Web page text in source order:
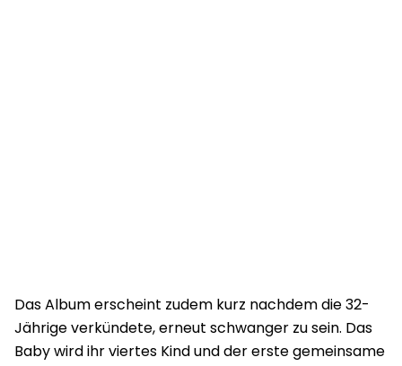
Das Album erscheint zudem kurz nachdem die 32-
Jährige verkündete, erneut schwanger zu sein. Das
Baby wird ihr viertes Kind und der erste gemeinsame